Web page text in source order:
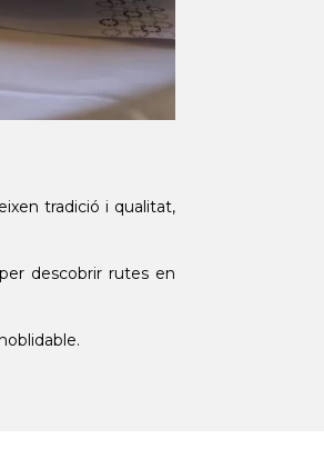
tradició i qualitat,
descobrir rutes en